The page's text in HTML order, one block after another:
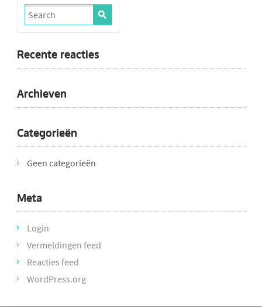
Recente reacties
Archieven
Categorieën
Geen categorieën
Meta
Login
Vermeldingen feed
Reacties feed
WordPress.org